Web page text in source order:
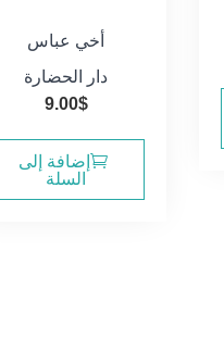
أخي عباس
دار الحضارة
9.00$
إضافة إلى
السلة